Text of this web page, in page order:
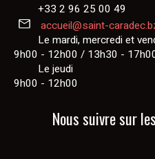
+33 2 96 25 00 49
accueil@saint-
Le mardi, mercredi et
9h00 - 12h00 / 13h30 -
Le jeudi
9h00 - 12h00
Nous suivre sur